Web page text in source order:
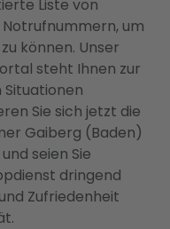
Liste von
um
können. Unser
steht Ihnen zur
Situationen
Sie sich jetzt die
Gaiberg (Baden)
seien Sie
dringend
Zufriedenheit